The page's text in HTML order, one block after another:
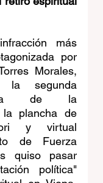
más
por
Morales,
la segunda
de la
plancha de
y virtual
de Fuerza
quiso pasar
política"